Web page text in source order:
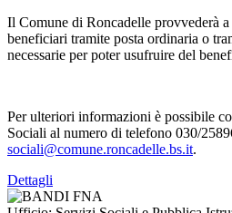
Il Comune di Roncadelle provvederà
beneficiari tramite posta ordinaria o
necessarie per poter usufruire del
Per ulteriori informazioni è possibile
Sociali al numero di telefono 030/
sociali@comune.roncadelle.bs.it.
Dettagli